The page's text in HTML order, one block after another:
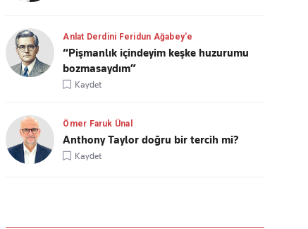
Anlat Derdini Feridun Ağabey'e
“Pişmanlık içindeyim keşke huzurumu
bozmasaydım”
Kaydet
Ömer Faruk Ünal
Anthony Taylor doğru bir tercih mi?
Kaydet